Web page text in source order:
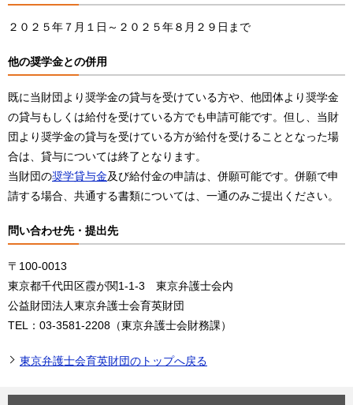
２０２５年７月１日～２０２５年８月２９日まで
他の奨学金との併用
既に当財団より奨学金の貸与を受けている方や、他団体より奨学金
の貸与もしくは給付を受けている方でも申請可能です。但し、当財
団より奨学金の貸与を受けている方が給付を受けることとなった場
合は、貸与については終了となります。
当財団の奨学貸与金及び給付金の申請は、併願可能です。併願で申
請する場合、共通する書類については、一通のみご提出ください。
問い合わせ先・提出先
〒100-0013
東京都千代田区霞が関1-1-3 東京弁護士会内
公益財団法人東京弁護士会育英財団
TEL：03-3581-2208（東京弁護士会財務課）
東京弁護士会育英財団のトップへ戻る